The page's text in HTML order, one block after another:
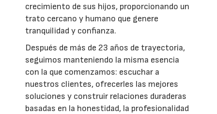
crecimiento de sus hijos, proporcionando un
trato cercano y humano que genere
tranquilidad y confianza.
Después de más de 23 años de trayectoria,
seguimos manteniendo la misma esencia
con la que comenzamos: escuchar a
nuestros clientes, ofrecerles las mejores
soluciones y construir relaciones duraderas
basadas en la honestidad, la profesionalidad